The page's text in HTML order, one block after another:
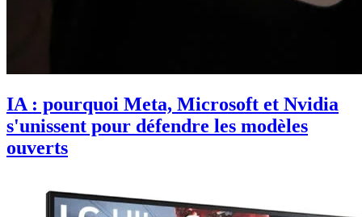
IA : pourquoi Meta, Microsoft et Nvidia
s'unissent pour défendre les modèles
ouverts